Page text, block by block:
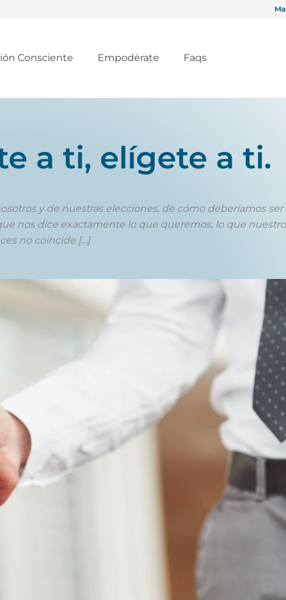
Consciente Empodérate Faqs
a ti, elígete a ti.
y de nuestras elecciones, de cómo deberíamos
nos dice exactamente lo que queremos, lo que
no coincide […]